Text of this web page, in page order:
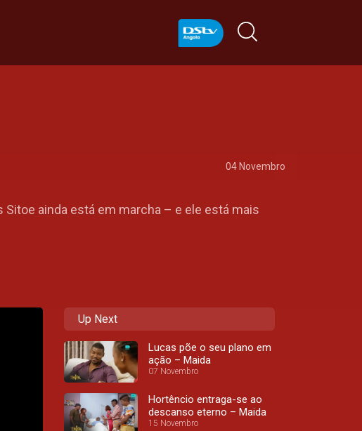
04 Novembro
ainda está em marcha – e ele está mais
Up Next
Lucas põe o seu plano em
ação – Maida
07 Novembro
Hortêncio entraga-se ao
descanso eterno – Maida
15 Novembro